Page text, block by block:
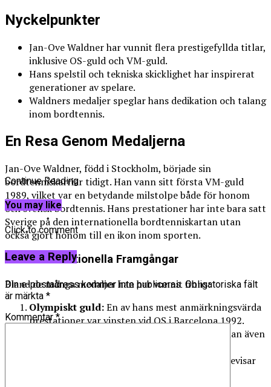
Nyckelpunkter
Jan-Ove Waldner har vunnit flera prestigefyllda titlar,
inklusive OS-guld och VM-guld.
Hans spelstil och tekniska skicklighet har inspirerat
generationer av spelare.
Waldners medaljer speglar hans dedikation och talang
inom bordtennis.
En Resa Genom Medaljerna
Jan-Ove Waldner, född i Stockholm, började sin
bordtenniskarriär tidigt. Han vann sitt första VM-guld
1989, vilket var en betydande milstolpe både för honom
och svensk bordtennis. Hans prestationer har inte bara satt
Sverige på den internationella bordtenniskartan utan
också gjort honom till en ikon inom sporten.
Stora Internationella Framgångar
Bland de många medaljer han har vunnit finns:
Olympiskt guld:En av hans mest anmärkningsvärda
prestationer var vinsten vid OS i Barcelona 1992.
Utöver vinsten 1989, triumferade han även
Flera gånger EM-vinnare bevisar
Continue Reading
You may like
Click to comment
Leave a Reply
Din e-postadress kommer inte publiceras. Obligatoriska fält
är märkta *
Kommentar*